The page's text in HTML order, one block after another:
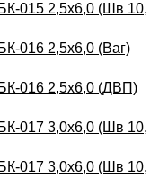
015 2,5х6,0 (Шв 10,
016 2,5х6,0 (Ваг)
016 2,5х6,0 (ДВП)
017 3,0х6,0 (Шв 10,
017 3,0х6,0 (Шв 10,